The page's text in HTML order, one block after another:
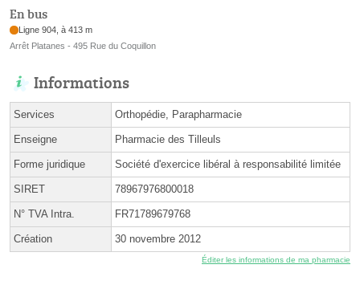
En bus
Ligne 904, à 413 m
Arrêt Platanes - 495 Rue du Coquillon
Informations
Services Orthopédie, Parapharmacie
Enseigne Pharmacie des Tilleuls
Forme juridique Société d'exercice libéral à responsabilité limitée
SIRET 78967976800018
N° TVA Intra. FR71789679768
Création 30 novembre 2012
Éditer les informations de ma pharmacie